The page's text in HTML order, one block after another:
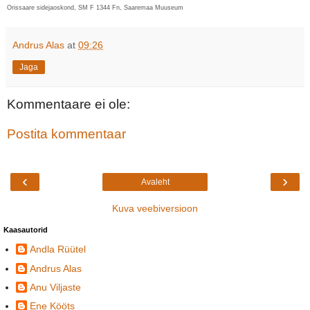
Orissaare sidejaoskond, SM F 1344 Fn, Saaremaa Muuseum
Andrus Alas at 09:26
Jaga
Kommentaare ei ole:
Postita kommentaar
‹ ›
Avaleht
Kuva veebiversioon
Kaasautorid
Andla Rüütel
Andrus Alas
Anu Viljaste
Ene Kööts